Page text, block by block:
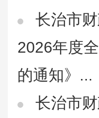
长治市
2026年度
的通知》...
长治市